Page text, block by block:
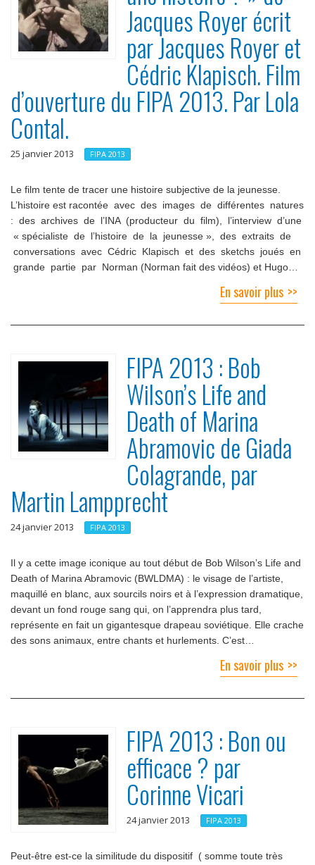
Jacques Royer écrit
par Jacques Royer et
Cédric Klapisch. Film
d’ouverture du FIPA 2013. Par Lola
Contal.
25 janvier 2013 FIPA 2013
Le film tente de tracer une histoire subjective de la jeunesse.
L’histoire est racontée avec des images de différentes natures
: des archives de l’INA (producteur du film), l’interview d’une
« spécialiste de l’histoire de la jeunesse », des extraits de
conversations avec Cédric Klapisch et des sketchs joués en
grande partie par Norman (Norman fait des vidéos) et Hugo…
En savoir plus
FIPA 2013 : Bob
Wilson’s Life and
Death of Marina
Abramovic de Giada
Colagrande, par
Martin Lampprecht
24 janvier 2013 FIPA 2013
Il y a cette image iconique au tout début de Bob Wilson’s Life and
Death of Marina Abramovic (BWLDMA) : le visage de l’artiste,
maquillé en blanc, aux sourcils noirs et à l’expression dramatique,
devant un fond rouge sang qui, on l’apprendra plus tard,
représente en fait un gigantesque drapeau soviétique. Elle crache
des sons animaux, entre chants et hurlements. C’est…
En savoir plus
FIPA 2013 : Bon ou
efficace ? par
Corinne Vicari
24 janvier 2013 FIPA 2013
Peut-être est-ce la similitude du dispositif ( somme toute très